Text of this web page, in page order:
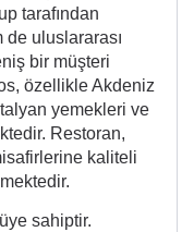
tarafından
uluslararası
bir müşteri
özellikle Akdeniz
yemekleri ve
Restoran,
kaliteli
sahiptir.